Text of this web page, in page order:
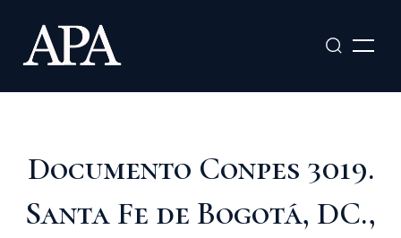
contenido
Documento Conpes 3019.
Santa Fe de Bogotá, DC.,